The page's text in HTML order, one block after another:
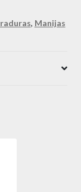
, Manijas